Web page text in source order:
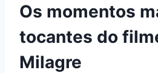
Os momentos
tocantes do
Milagre